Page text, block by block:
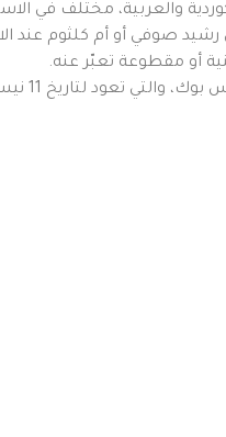
والعربية، مختلف في
صوفي أو أم كلثوم عند
أو مقطوعة تعبّر عنه.
لتاريخ 11 نيسان 2013: